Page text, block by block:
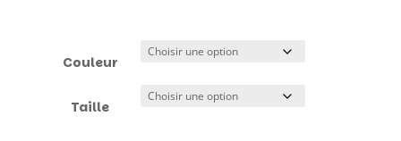
Couleur
Taille